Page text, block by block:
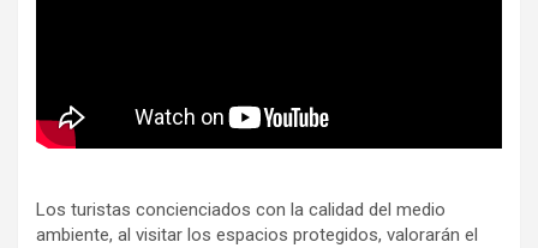
Los turistas concienciados con la calidad del medio
ambiente, al visitar los espacios protegidos, valorarán el